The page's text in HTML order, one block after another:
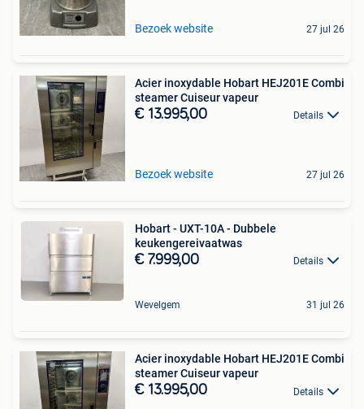
Bezoek website 27 jul 26
Acier inoxydable Hobart HEJ201E Combi
steamer Cuiseur vapeur
€ 13.995,00 Details
Bezoek website 27 jul 26
Hobart - UXT-10A - Dubbele
keukengereivaatwas
€ 7.999,00 Details
Wevelgem 31 jul 26
Acier inoxydable Hobart HEJ201E Combi
steamer Cuiseur vapeur
€ 13.995,00 Details